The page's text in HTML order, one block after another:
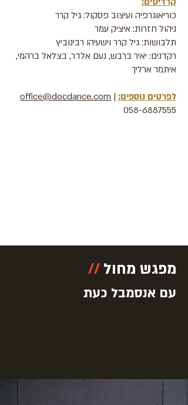
כוריאוגרפיה ועיצוב פסקול: גיל קרר
ניהול חזרות: איציק עמר
תלבושות: גיל קרר וישעיהו רבינוביץ
רקדנים: יאיר ברבש, נעם אלדר, בצלאל ברהמי,
איתמר ארליך
לפרטים נוספים: office@docdance.com |
058-6887555
מפגש מחול//
עם אנסמבל כעת